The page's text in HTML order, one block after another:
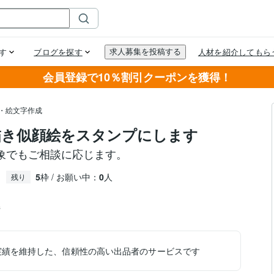
会員登録で10％割引クーポンを獲得！
絵文字作成
似顔絵をスタンプにします
もご相談に応じます。
残り 5枠 / お願い中： 0人
を維持した、信頼性の高い出品者のサービスです